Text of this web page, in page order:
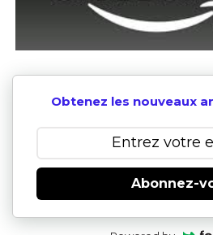
Obtenez les nouveaux
Abonnez-